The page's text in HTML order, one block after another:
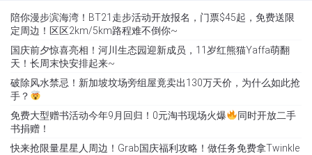
陪你漫步滨海湾！BT21走步活动开放报名，门票$45起，免费送限
定周边！区区2km/5km路程难不倒你~
国庆前夕惊喜亮相！河川生态园迎新成员，11岁红熊猫Yaffa萌翻
天！长周末快安排起来~
破除风水禁忌！新加坡坟场旁组屋竟卖出130万天价，为什么如此抢
手？
免费大型赠书活动今年9月回归！0元淘书现场火爆
同时开放二手
书捐赠！
快来抢限量星星人周边！Grab国庆福利攻略！做任务免费拿Twinkle